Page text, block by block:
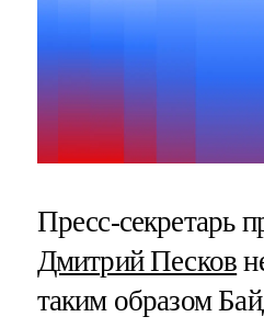
Пресс-секретарь
Дмитрий Песков
таким образом